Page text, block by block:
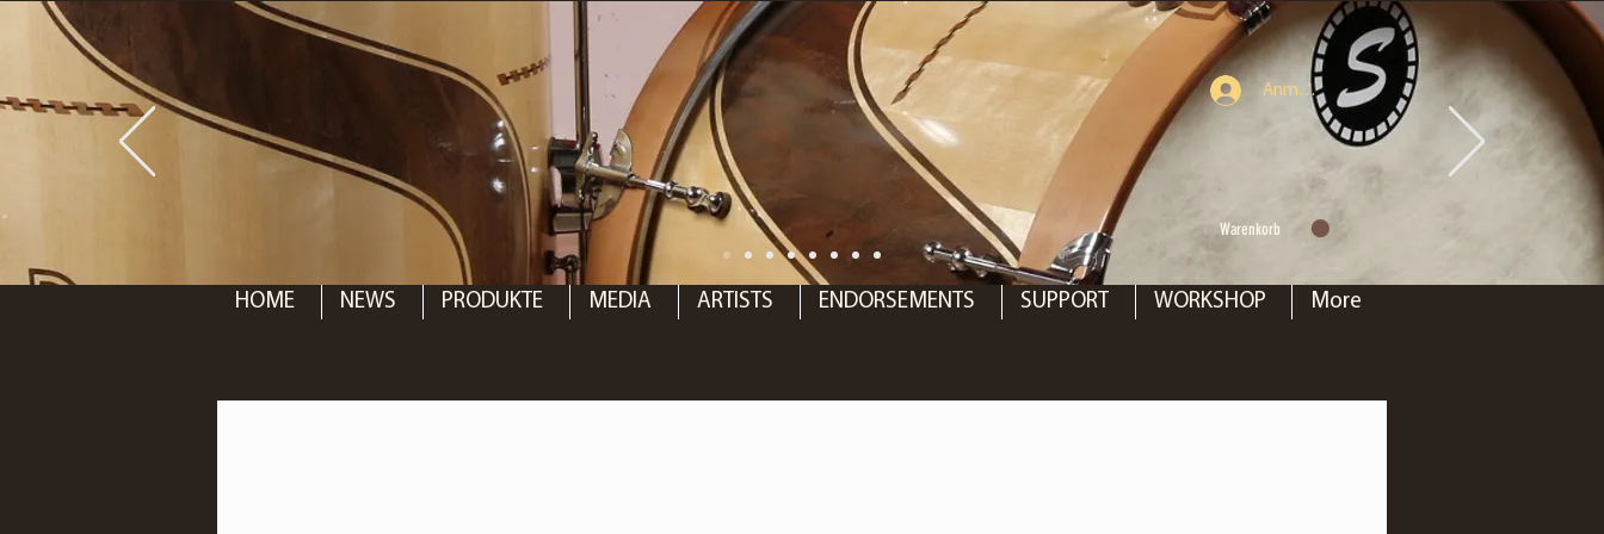
Warenkorb
Anmelden
HOME NEWS PRODUKTE MEDIA ARTISTS ENDORSEMENTS SUPPORT WORKSHOP More